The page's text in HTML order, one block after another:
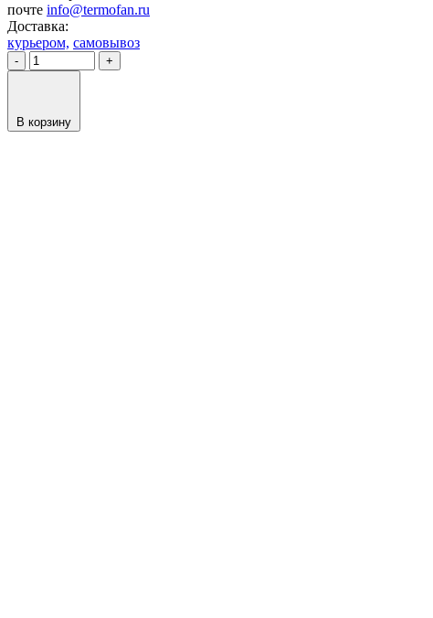
почте info@termofan.ru
Доставка:
курьером, самовывоз
- +
В корзину